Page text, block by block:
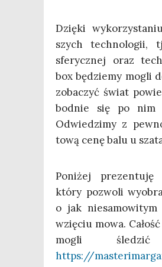
Dzię­ki
szych tech­no­lo­gii,
sfe­rycz­nej oraz
box będzie­my mogli
zoba­czyć świat
bod­nie się po nim
Odwie­dzi­my z
to­wą cenę balu u
Poni­żej pre­zen­tu­ję
któ­ry pozwo­li
o jak
wzię­ciu mowa.
mogli
https://